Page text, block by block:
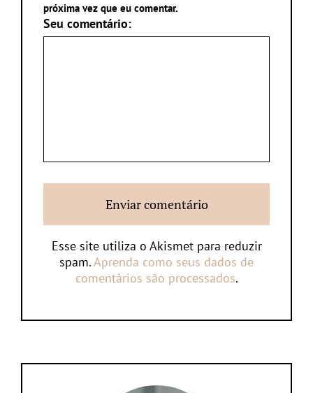
próxima vez que eu comentar.
Seu comentário:
Esse site utiliza o Akismet para reduzir
spam.Aprenda como seus dados de
comentários são processados.